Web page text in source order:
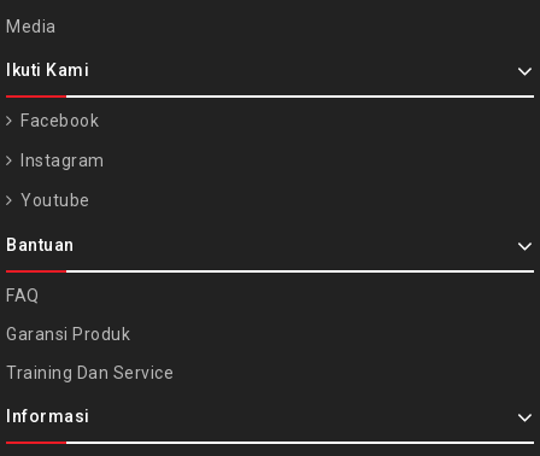
Media
Ikuti Kami
Facebook
Instagram
Youtube
Bantuan
FAQ
Garansi Produk
Training Dan Service
Informasi